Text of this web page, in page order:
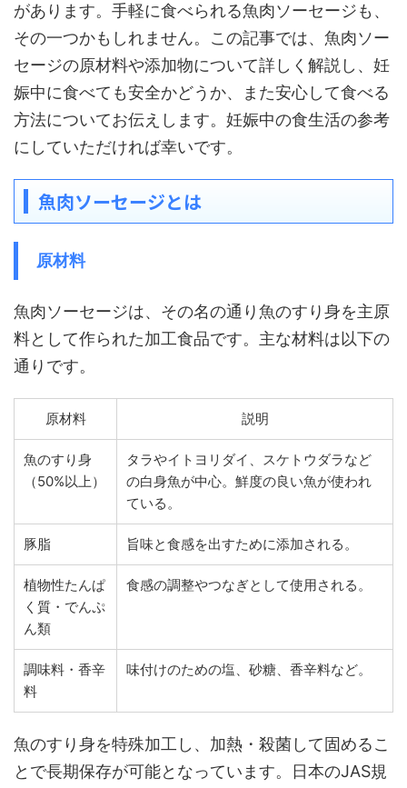
があります。手軽に食べられる魚肉ソーセージも、
その一つかもしれません。この記事では、魚肉ソー
セージの原材料や添加物について詳しく解説し、妊
娠中に食べても安全かどうか、また安心して食べる
方法についてお伝えします。妊娠中の食生活の参考
にしていただければ幸いです。
魚肉ソーセージとは
原材料
魚肉ソーセージは、その名の通り魚のすり身を主原
料として作られた加工食品です。主な材料は以下の
通りです。
原材料 説明
魚のすり身
（50%以上）
タラやイトヨリダイ、スケトウダラなど
の白身魚が中心。鮮度の良い魚が使われ
ている。
豚脂 旨味と食感を出すために添加される。
植物性たんぱ
く質・でんぷ
ん類
食感の調整やつなぎとして使用される。
調味料・香辛
料
味付けのための塩、砂糖、香辛料など。
魚のすり身を特殊加工し、加熱・殺菌して固めるこ
とで長期保存が可能となっています。日本のJAS規